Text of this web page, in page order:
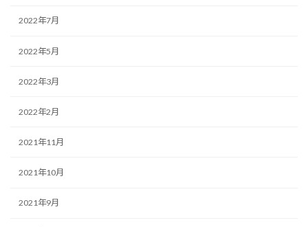
2022年7月
2022年5月
2022年3月
2022年2月
2021年11月
2021年10月
2021年9月